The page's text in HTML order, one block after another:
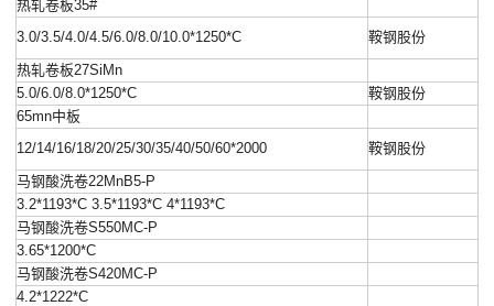
热轧卷板35#
3.0/3.5/4.0/4.5/6.0/8.0/10.0*1250*C
鞍钢股份
热轧卷板27SiMn
5.0/6.0/8.0*1250*C
鞍钢股份
65mn中板
12/14/16/18/20/25/30/35/40/50/60*2000
鞍钢股份
马钢酸洗卷22MnB5-P
3.2*1193*C 3.5*1193*C 4*1193*C
马钢酸洗卷S550MC-P
3.65*1200*C
马钢酸洗卷S420MC-P
4.2*1222*C